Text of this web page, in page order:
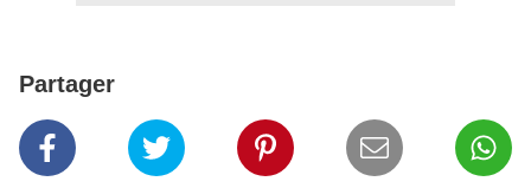
Partager